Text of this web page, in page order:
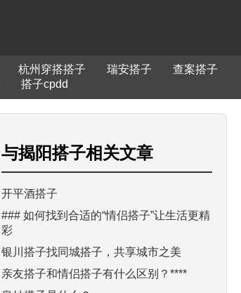
杭州穿搭搭子 瑞安搭子
查案搭子
搭子cpdd
与揭阳搭子相关文章
开平酒搭子
### 如何找到合适的“情侣搭子”让生活更精
彩
银川搭子找同城搭子，共享城市之美
亲友搭子和情侣搭子有什么区别？****